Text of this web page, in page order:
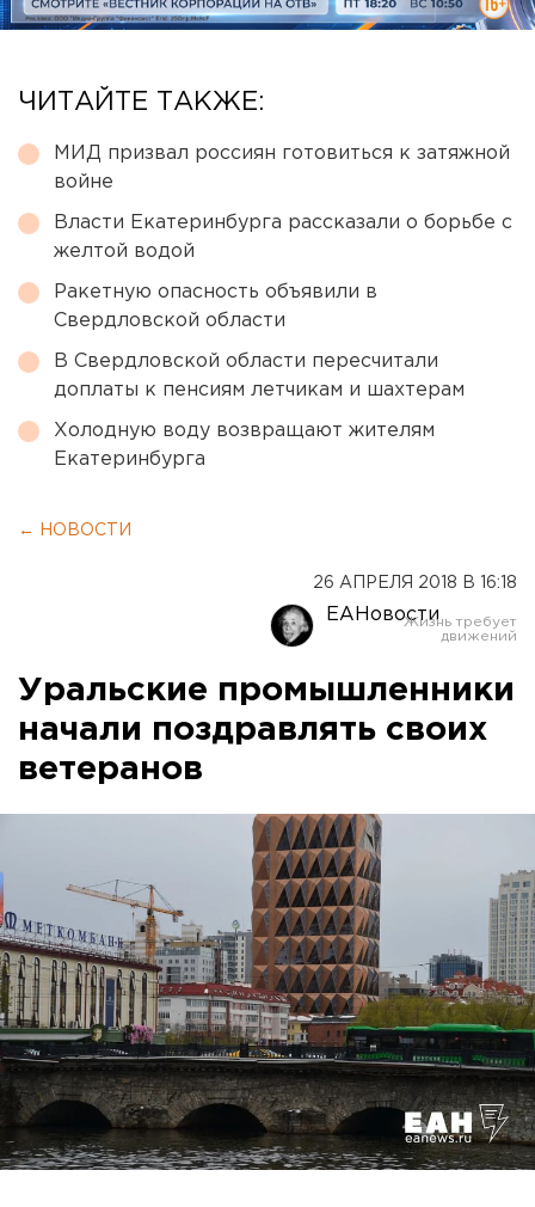
ЧИТАЙТЕ ТАКЖЕ:
МИД призвал россиян готовиться к затяжной
войне
Власти Екатеринбурга рассказали о борьбе с
желтой водой
Ракетную опасность объявили в
Свердловской области
В Свердловской области пересчитали
доплаты к пенсиям летчикам и шахтерам
Холодную воду возвращают жителям
Екатеринбурга
← НОВОСТИ
26 АПРЕЛЯ 2018 В 16:18
ЕАНовости
Уральские промышленники
начали поздравлять своих
ветеранов